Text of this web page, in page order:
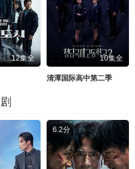
12集全 10集全
清潭国际高中第二季
6.2分